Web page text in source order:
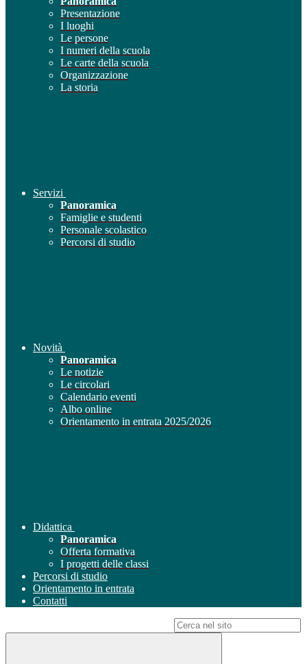
Presentazione
I luoghi
Le persone
I numeri della scuola
Le carte della scuola
Organizzazione
La storia
Servizi
Panoramica
Famiglie e studenti
Personale scolastico
Percorsi di studio
Novità
Panoramica
Le notizie
Le circolari
Calendario eventi
Albo online
Orientamento in entrata 2025/2026
Didattica
Panoramica
Offerta formativa
I progetti delle classi
Percorsi di studio
Orientamento in entrata
Contatti